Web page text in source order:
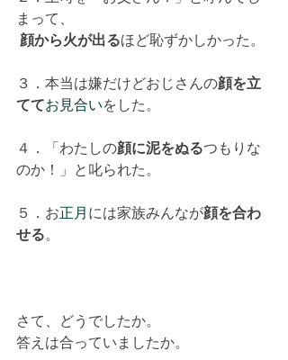
まって、
顔から火が出るほど恥ずかしかった。
３．本当は嫌だけどおじさんの顔を立
ててお見合いをした。
４．「わたしの顔に泥をぬるつもりな
のか！」と叱られた。
５．お正月 には家族みんなが顔を合わ
せる。
さて、どうでしたか。
答えは合っていましたか。